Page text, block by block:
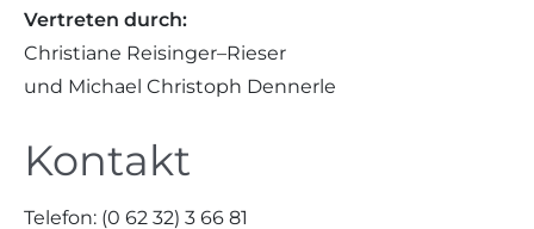
Vertreten durch:
Christiane Reisinger–Rieser
und Michael Christoph Dennerle
Kontakt
Telefon: (0 62 32) 3 66 81